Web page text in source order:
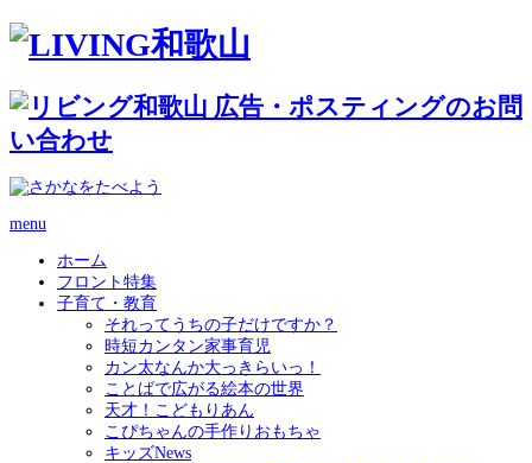
menu
ホーム
フロント特集
子育て・教育
それってうちの子だけですか？
時短カンタン家事育児
カン太なんか大っきらいっ！
ことばで広がる絵本の世界
天才！こどもりあん
こぴちゃんの手作りおもちゃ
キッズNews